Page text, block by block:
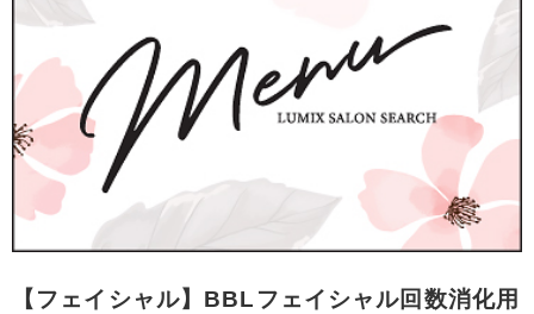
【フェイシャル】BBLフェイシャル回数消化用